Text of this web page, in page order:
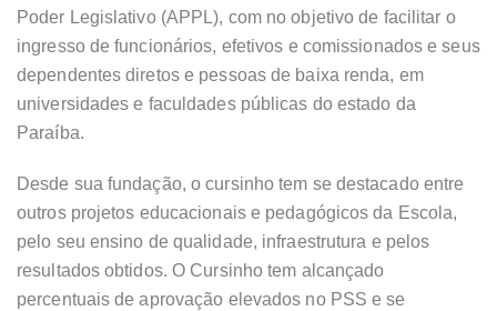
Poder Legislativo (APPL), com no objetivo de facilitar o
ingresso de funcionários, efetivos e comissionados e seus
dependentes diretos e pessoas de baixa renda, em
universidades e faculdades públicas do estado da
Paraíba.
Desde sua fundação, o cursinho tem se destacado entre
outros projetos educacionais e pedagógicos da Escola,
pelo seu ensino de qualidade, infraestrutura e pelos
resultados obtidos. O Cursinho tem alcançado
percentuais de aprovação elevados no PSS e se